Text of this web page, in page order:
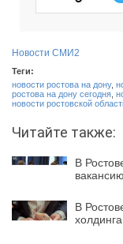
Новости СМИ2
Теги:
новости ростова на дону,
ростова на дону сегодня
новости ростовской
Читайте также:
В
В